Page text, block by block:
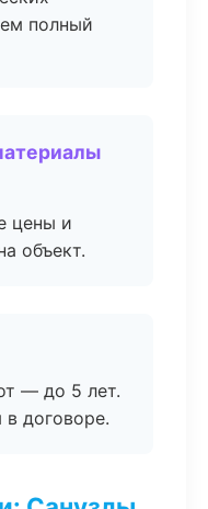
полный
цены и
объект.
— до 5 лет.
договоре.